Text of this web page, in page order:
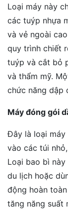
Loại máy này
các tuýp nhựa
và vẻ ngoài
quy trình chiết
tuýp và cắt bỏ
và thẩm mỹ.
chức năng dập
Máy đóng gói
Đây là loại
vào các túi
Loại bao bì
du lịch hoặc
động hoàn
tăng năng suất